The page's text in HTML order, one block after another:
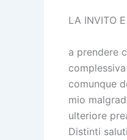
LA INVITO
a prendere
comunque
mio
ulteriore
Distinti